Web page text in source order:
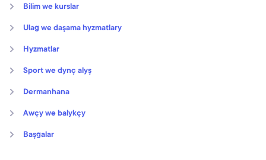
Bilim we kurslar
Ulag we daşama hyzmatlary
Hyzmatlar
Sport we dynç alyş
Dermanhana
Awçy we balykçy
Başgalar